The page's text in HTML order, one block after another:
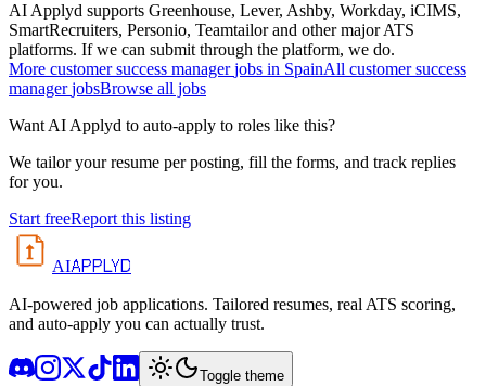
AI Applyd supports Greenhouse, Lever, Ashby, Workday, iCIMS,
SmartRecruiters, Personio, Teamtailor and other major ATS
platforms. If we can submit through the platform, we do.
More customer success manager jobs in SpainAll customer success
manager jobsBrowse all jobs
Want AI Applyd to auto-apply to roles like this?
We tailor your resume per posting, fill the forms, and track replies
for you.
Start freeReport this listing
AIAPPLYD
AI-powered job applications. Tailored resumes, real ATS scoring,
and auto-apply you can actually trust.
Toggle theme